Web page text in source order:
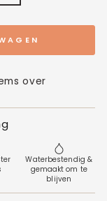
over
Waterbestendig &
gemaakt om te
blijven